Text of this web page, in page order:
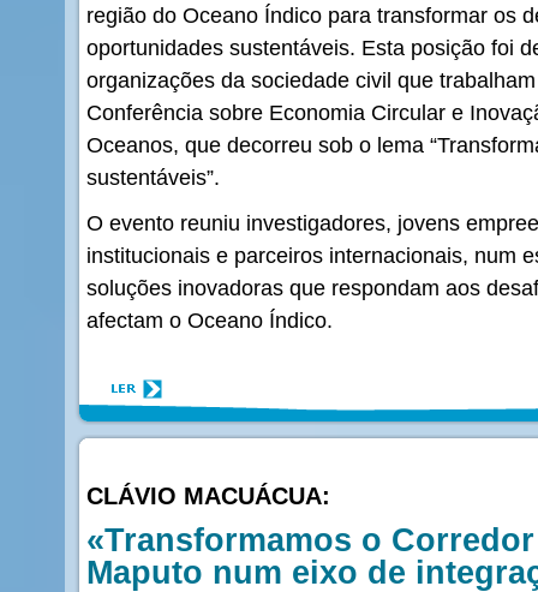
região do Oceano Índico para transformar os
oportunidades sustentáveis. Esta posição foi
organizações da sociedade civil que
Conferência sobre Economia Circular e
Oceanos, que decorreu sob o lema
sustentáveis”.
O evento reuniu investigadores, jovens
institucionais e parceiros internacionais, num
soluções inovadoras que respondam aos
afectam o Oceano Índico.
CLÁVIO MACUÁCUA:
«Transformamos o
Maputo num eixo de